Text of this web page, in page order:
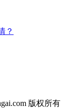
？
版权所有